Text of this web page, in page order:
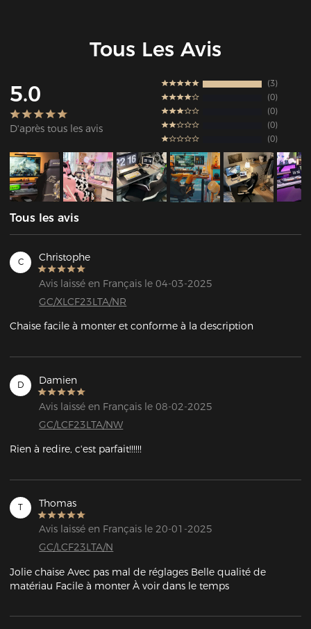
Tous Les Avis
5.0
D'après tous les avis
3
0
0
0
0
Tous les avis
C Christophe
Avis laissé en Français le 04-03-2025
GC/XLCF23LTA/NR
Chaise facile à monter et conforme à la description
D Damien
Avis laissé en Français le 08-02-2025
GC/LCF23LTA/NW
Rien à redire, c'est parfait!!!!!!
T Thomas
Avis laissé en Français le 20-01-2025
GC/LCF23LTA/N
Jolie chaise Avec pas mal de réglages Belle qualité de
matériau Facile à monter À voir dans le temps